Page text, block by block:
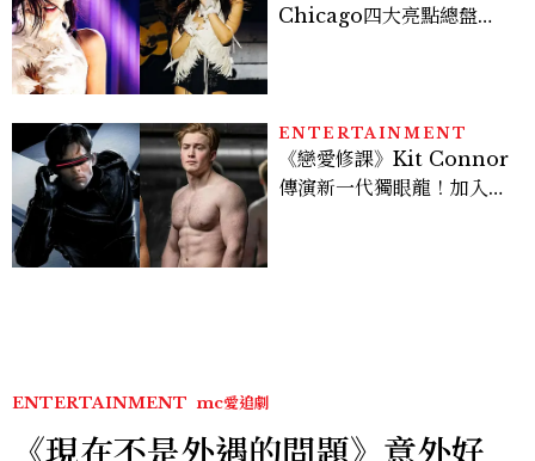
Chicago四大亮點總盤
ENTERTAINMENT
《戀愛修課》Kit Connor
傳演新一代獨眼龍！加入新
ENTERTAINMENT mc愛追劇